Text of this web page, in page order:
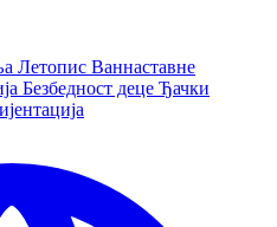
Летопис Ваннаставне
Безбедност деце Ђачки